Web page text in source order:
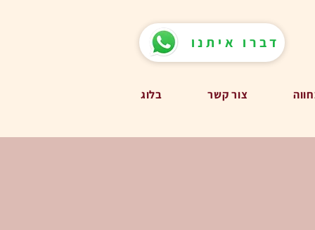
דברו איתנו
צור קשר בלוג